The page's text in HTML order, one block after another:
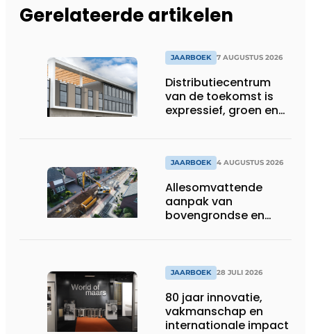
Gerelateerde artikelen
JAARBOEK 7 AUGUSTUS 2026
Distributiecentrum
van de toekomst is
expressief, groen en
JAARBOEK 4 AUGUSTUS 2026
Allesomvattende
aanpak van
bovengrondse en
JAARBOEK 28 JULI 2026
80 jaar innovatie,
vakmanschap en
internationale impact